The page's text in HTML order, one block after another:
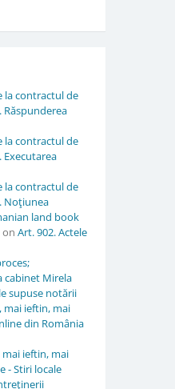
la contractul de
Răspunderea
la contractul de
Executarea
la contractul de
Noţiunea
land book
on Art. 902. Actele
cabinet Mirela
supuse notării
mai ieftin, mai
din România
ieftin, mai
- Stiri locale